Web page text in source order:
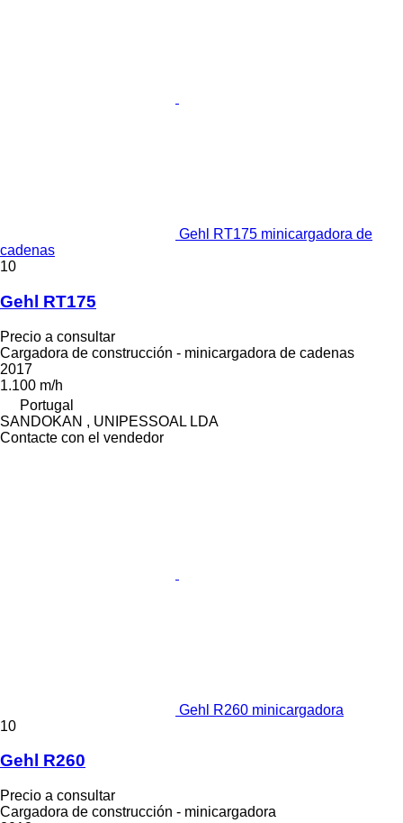
Gehl RT175 minicargadora de
cadenas
10
Gehl RT175
Precio a consultar
Cargadora de construcción - minicargadora de cadenas
2017
1.100 m/h
Portugal
SANDOKAN , UNIPESSOAL LDA
Contacte con el vendedor
Gehl R260 minicargadora
10
Gehl R260
Precio a consultar
Cargadora de construcción - minicargadora